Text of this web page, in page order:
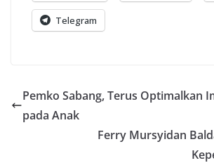
Telegram
Pemko Sabang, Terus Optimalkan
pada Anak
Ferry Mursyidan